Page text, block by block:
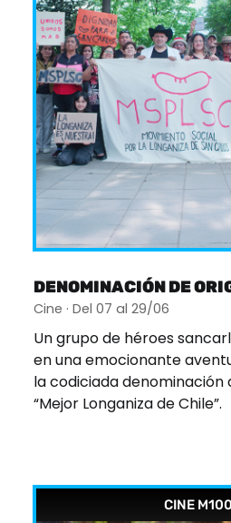
DENOMINACIÓN DE
Cine · Del 07 al 29/06
Un grupo de héroes
en una emocionante
la codiciada denominación
“Mejor Longaniza de Chile”.
CINE M100